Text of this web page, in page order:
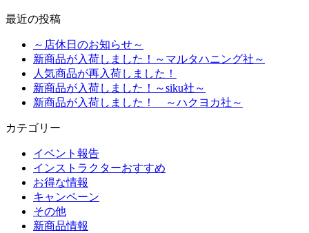
最近の投稿
～店休日のお知らせ～
新商品が入荷しました！～マルタハニング社～
人気商品が再入荷しました！
新商品が入荷しました！～siku社～
新商品が入荷しました！ ～ハクヨカ社～
カテゴリー
イベント報告
インストラクターおすすめ
お得な情報
キャンペーン
その他
新商品情報